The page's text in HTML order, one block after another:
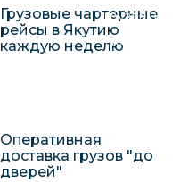
грузов в
Перевозка
Грузовые чартерные
рейсы в Якутию
каждую неделю
Оперативная
доставка грузов "до
дверей"